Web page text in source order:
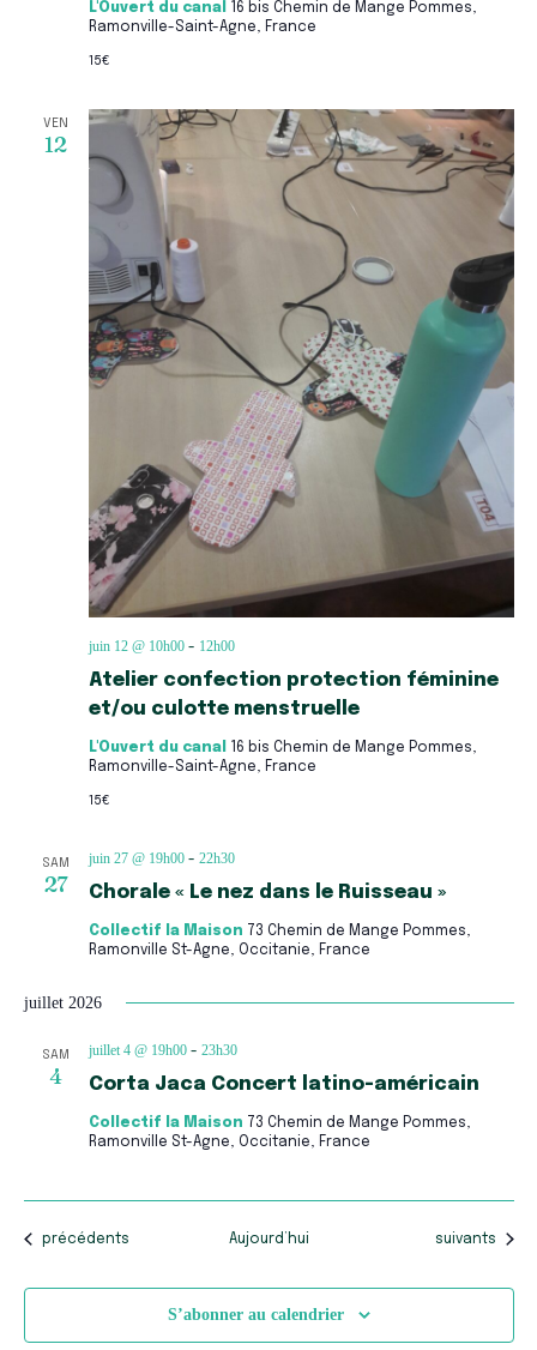
L'Ouvert du canal
16 bis Chemin de Mange Pommes,
Ramonville-Saint-Agne, France
15€
VEN
12
Atelier confection protection féminine
et/ou culotte menstruelle
juin 12 @ 10h00- 12h00
L'Ouvert du canal
16 bis Chemin de Mange Pommes,
Ramonville-Saint-Agne, France
15€
SAM
27 Chorale « Le nez dans le Ruisseau »
juin 27 @ 19h00- 22h30
Collectif la Maison 73 Chemin de Mange Pommes,
Ramonville St-Agne, Occitanie, France
juillet 2026
SAM
4 Corta Jaca Concert latino-américain
juillet 4 @ 19h00- 23h30
Collectif la Maison 73 Chemin de Mange Pommes,
Ramonville St-Agne, Occitanie, France
Évènements
précédents Aujourd’hui Évènements
suivants
S’abonner au calendrier